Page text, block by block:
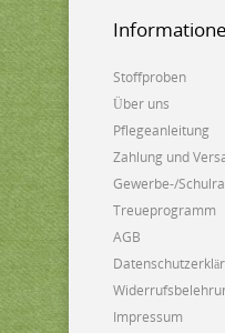
Stoffproben
Über uns
Pflegeanleitung
Zahlung und
Gewerbe-/
Treueprogramm
AGB
Impressum